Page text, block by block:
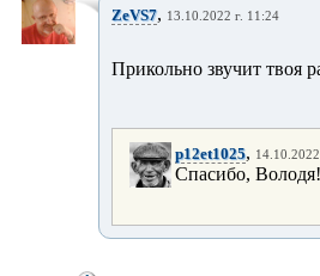
ZeVS7, 13.10.2022 г. 11:24
Прикольно звучит твоя
p12et1025,
Спасибо, Володя!